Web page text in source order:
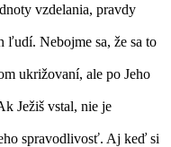
vzdelania, pravdy
Nebojme sa, že sa to
ukrižovaní, ale po Jeho
Ježiš vstal, nie je
spravodlivosť. Aj keď si